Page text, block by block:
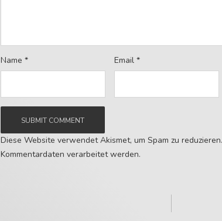
Name * Email *
Diese Website verwendet Akismet, um Spam zu reduzieren.
Kommentardaten verarbeitet werden.